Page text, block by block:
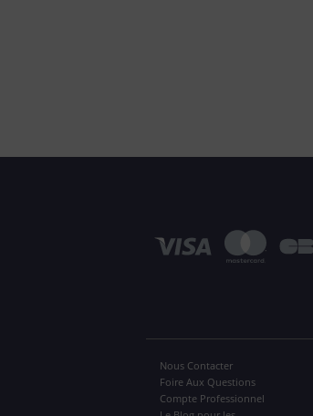
Nous Contacter
Foire Aux Questions
Compte Professionnel